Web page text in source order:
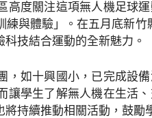
高度關注這項無人機足球
與體驗」。在五月底新
技結合運動的全新魅力。
，如十興國小，已完成設
讓學生了解無人機在生活
持續推動相關活動，鼓